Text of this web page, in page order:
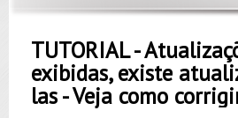
TUTORIAL -
exibidas, existe
las - Veja como